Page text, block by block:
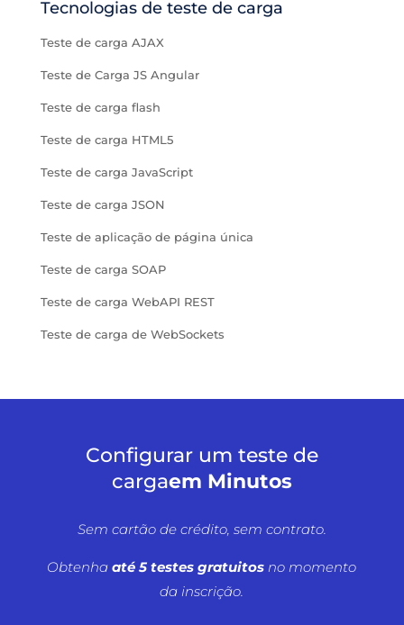
Tecnologias de teste de carga
Teste de carga AJAX
Teste de Carga JS Angular
Teste de carga flash
Teste de carga HTML5
Teste de carga JavaScript
Teste de carga JSON
Teste de aplicação de página única
Teste de carga SOAP
Teste de carga WebAPI REST
Teste de carga de WebSockets
Configurar um teste de
cargaem Minutos
Sem cartão de crédito, sem contrato.
Obtenhaaté 5 testes gratuitos no momento
da inscrição.